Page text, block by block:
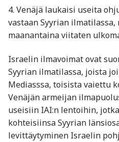
4. Venäjä laukaisi useita
vastaan Syyrian ilmatilassa,
maanantaina viitaten
Israelin ilmavoimat ovat
Syyrian ilmatilassa, joista
Mediasssa, toisista vaiettu
Venäjän armeijan
useisiin IAI:n lentoihin,
kohteisiinsa Syyrian
levittäytyminen Israelin